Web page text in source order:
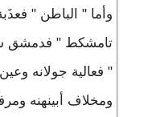
وأما " الباطن "
تامشكط " فدمشق
" فعالية جولانه
ومخلاف أبينهنه